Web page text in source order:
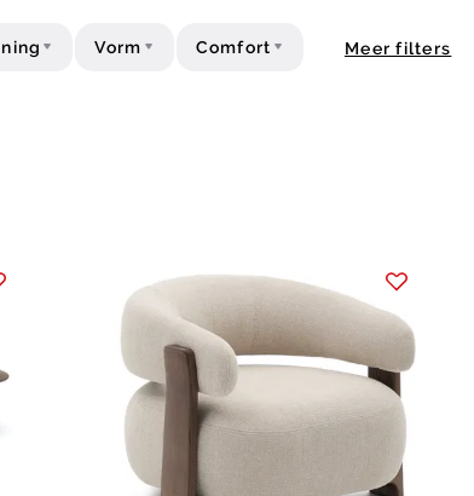
Vorm Comfort Meer filters